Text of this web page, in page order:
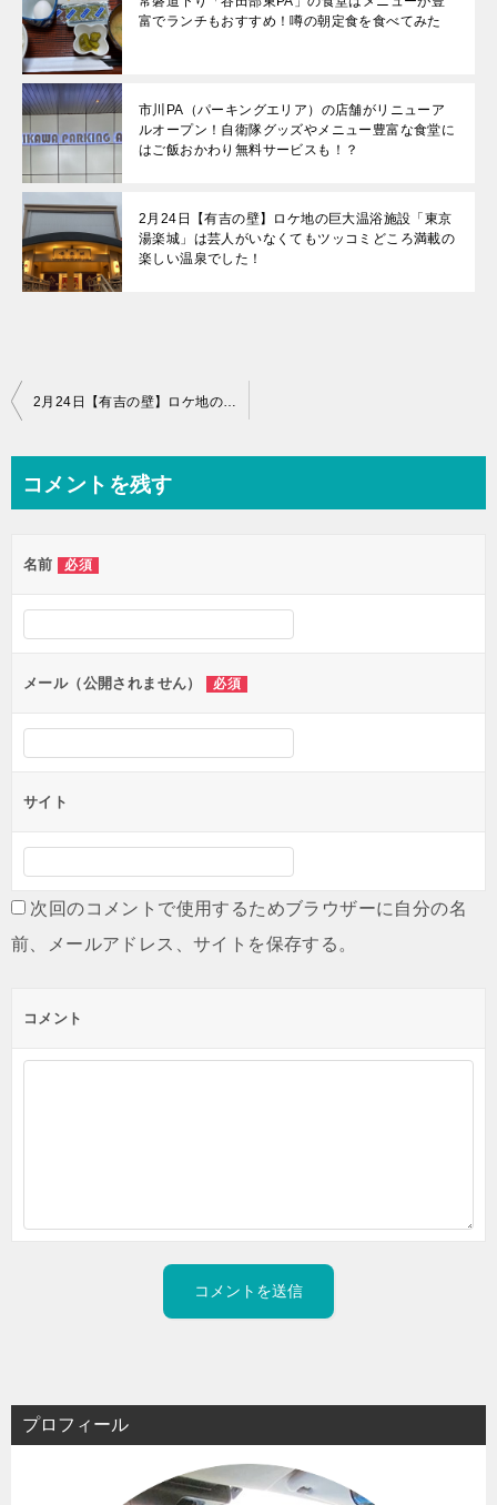
富でランチもおすすめ！噂の朝定食を食べてみた
市川PA（パーキングエリア）の店舗がリニューア
ルオープン！自衛隊グッズやメニュー豊富な食堂に
はご飯おかわり無料サービスも！？
2月24日【有吉の壁】ロケ地の巨大温浴施設「東京
湯楽城」は芸人がいなくてもツッコミどころ満載の
楽しい温泉でした！
投
ビ
ー
シ
ョ
ン
2月24日【有吉の壁】ロケ地の巨大温浴施設「東京湯楽城」は芸人がいなくてもツッコミどころ満載の楽しい温泉でした！
コメントを残す
名前 必須
メール（公開されません） 必須
サイト
次回のコメントで使用するためブラウザーに自分の名
前、メールアドレス、サイトを保存する。
コメント
プロフィール